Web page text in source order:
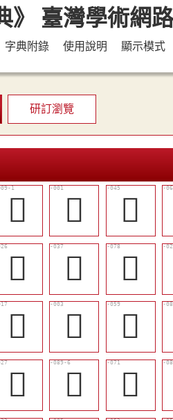
字典附錄 使用說明 顯示模式
研訂瀏覽
󱈳 𠭵 󱉎
󱈿 󱉈 󱉩
󱈸 𡔽 󱉛
󱉀 󱉸 󱉣